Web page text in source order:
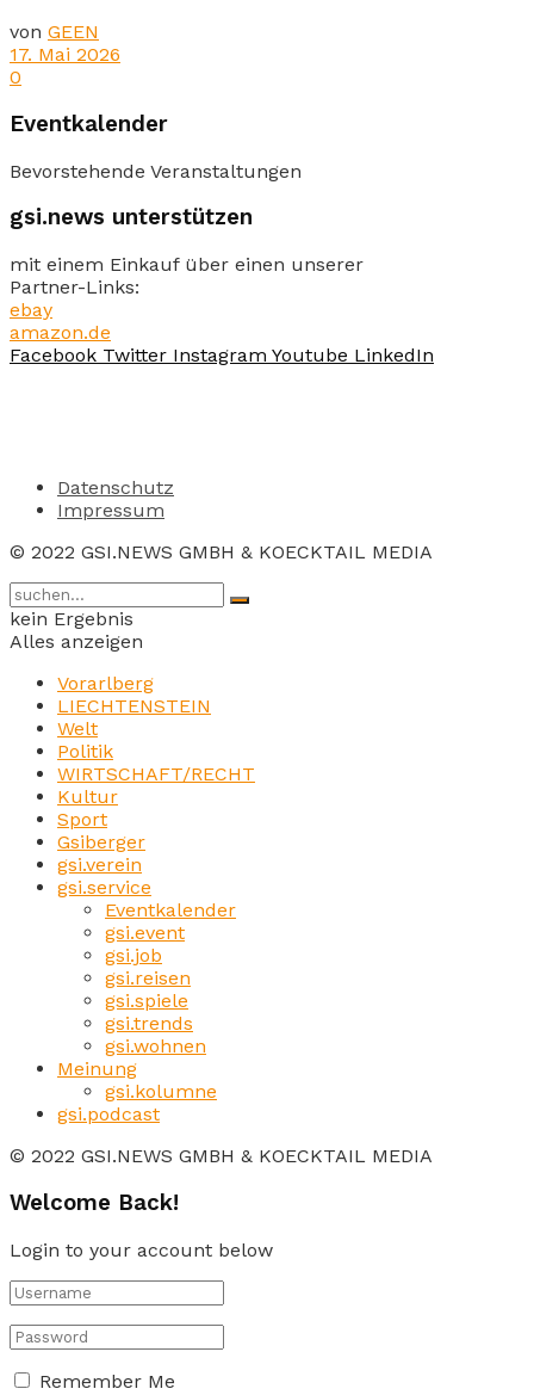
von GEEN
17. Mai 2026
0
Eventkalender
Bevorstehende Veranstaltungen
gsi.news unterstützen
mit einem Einkauf über einen unserer
Partner-Links:
ebay
amazon.de
Facebook Twitter Instagram Youtube LinkedIn
Datenschutz
Impressum
© 2022 GSI.NEWS GMBH & KOECKTAIL MEDIA
kein Ergebnis
Alles anzeigen
Vorarlberg
LIECHTENSTEIN
Welt
Politik
WIRTSCHAFT/RECHT
Kultur
Sport
Gsiberger
gsi.verein
gsi.service
Eventkalender
gsi.event
gsi.job
gsi.reisen
gsi.spiele
gsi.trends
gsi.wohnen
Meinung
gsi.kolumne
gsi.podcast
© 2022 GSI.NEWS GMBH & KOECKTAIL MEDIA
Welcome Back!
Login to your account below
Remember Me